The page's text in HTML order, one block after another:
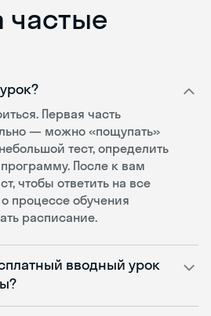
частые
Первая часть
— можно «пощупать»
тест, определить
После к вам
чтобы ответить на все
процессе обучения
расписание.
вводный урок